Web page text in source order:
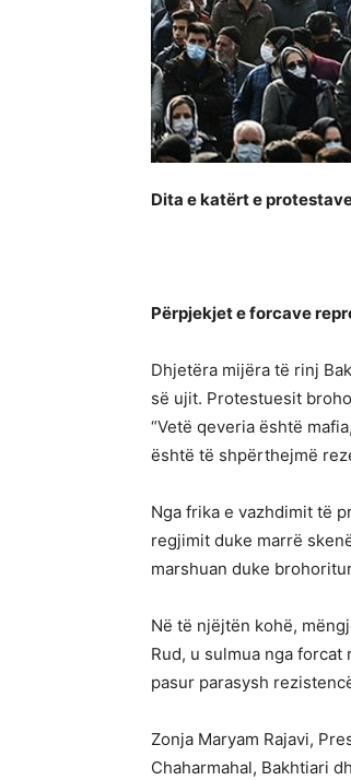
Dita e katërt e
Përpjekjet e forcave
Dhjetëra mijëra të rinj
së ujit. Protestuesit
“Vetë qeveria është
është të shpërthejmë
Nga frika e vazhdimit të
regjimit duke marrë
marshuan duke
Në të njëjtën kohë,
Rud, u sulmua nga
pasur parasysh
Zonja Maryam Rajavi,
Chaharmahal, Bakhtiari